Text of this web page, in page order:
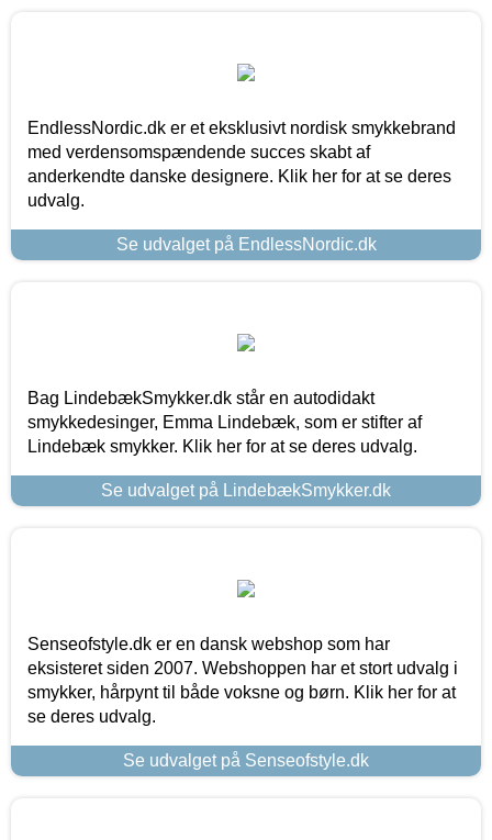
EndlessNordic.dk er et eksklusivt nordisk smykkebrand
med verdensomspændende succes skabt af
anderkendte danske designere. Klik her for at se deres
udvalg.
Se udvalget på EndlessNordic.dk
Bag LindebækSmykker.dk står en autodidakt
smykkedesinger, Emma Lindebæk, som er stifter af
Lindebæk smykker. Klik her for at se deres udvalg.
Se udvalget på LindebækSmykker.dk
Senseofstyle.dk er en dansk webshop som har
eksisteret siden 2007. Webshoppen har et stort udvalg i
smykker, hårpynt til både voksne og børn. Klik her for at
se deres udvalg.
Se udvalget på Senseofstyle.dk